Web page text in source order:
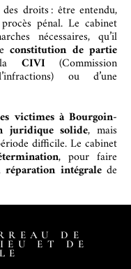
droits : être entendu,
pénal. Le cabinet
nécessaires, qu’il
constitution de partie
CIVI (Commission
ou d’une
victimes à Bourgoin-
juridique solide, mais
difficile. Le cabinet
, pour faire
réparation intégralede
DE
ET DE